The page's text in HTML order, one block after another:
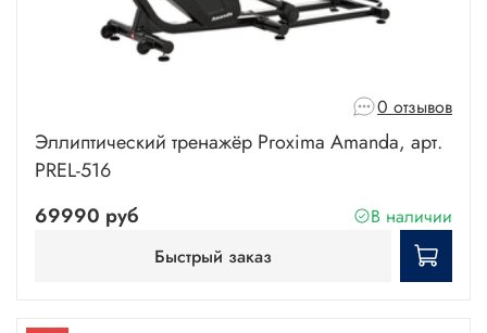
0 отзывов
Эллиптический тренажёр Proxima Amanda, арт.
PREL-516
69990 руб
В наличии
Быстрый заказ